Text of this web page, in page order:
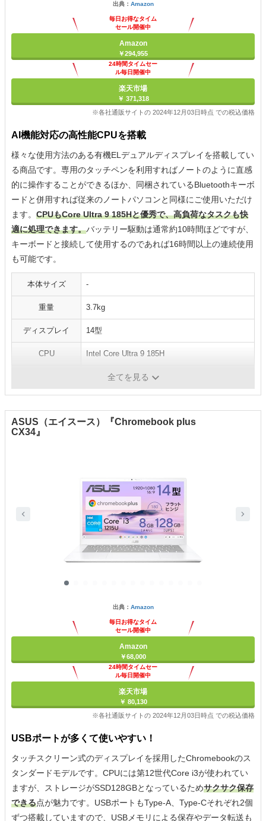
出典： Amazon
毎日お得なタイム
セール開催中
Amazon
￥294,955
24時間タイムセー
ル毎日開催中
楽天市場
￥ 371,318
※各社通販サイトの 2024年12月03日時点 での税込価格
AI機能対応の高性能CPUを搭載
様々な使用方法のある有機ELデュアルディスプレイを搭載してい
る商品です。専用のタッチペンを利用すればノートのように直感
的に操作することができるほか、同梱されているBluetoothキーボ
ードと併用すれば従来のノートパソコンと同様にご使用いただけ
ます。 CPUもCore Ultra 9 185Hと優秀で、高負荷なタスクも快
適に処理できます。バッテリー駆動は通常約10時間ほどですが、
キーボードと接続して使用するのであれば16時間以上の連続使用
も可能です。
本体サイズ -
重量 3.7kg‎
ディスプレイ 14型
CPU Intel Core Ultra 9 185H
全てを見る
ASUS（エイスース）『Chromebook plus
CX34』
出典： Amazon
毎日お得なタイム
セール開催中
Amazon
￥68,000
24時間タイムセー
ル毎日開催中
楽天市場
￥ 80,130
※各社通販サイトの 2024年12月03日時点 での税込価格
USBポートが多くて使いやすい！
タッチスクリーン式のディスプレイを採用したChromebookのス
タンダードモデルです。CPUには第12世代Core i3が使われてい
ますが、ストレージがSSD128GBとなっているためサクサク保存
できる点が魅力です。USBポートもType-A、Type-Cそれぞれ2個
ずつ搭載していますので、USBメモリによる保存やデータ転送も